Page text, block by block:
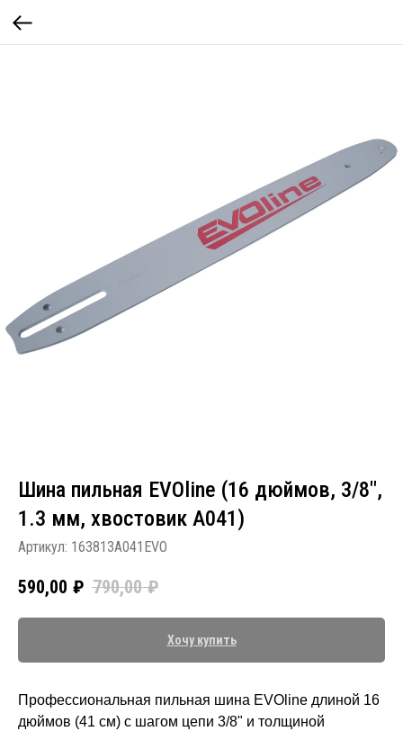
Шина пильная EVOline (16 дюймов, 3/8",
1.3 мм, хвостовик A041)
Артикул: 163813A041EVO
590,00 ₽ 790,00 ₽
Хочу купить
Профессиональная пильная шина EVOline длиной 16
дюймов (41 см) с шагом цепи 3/8" и толщиной